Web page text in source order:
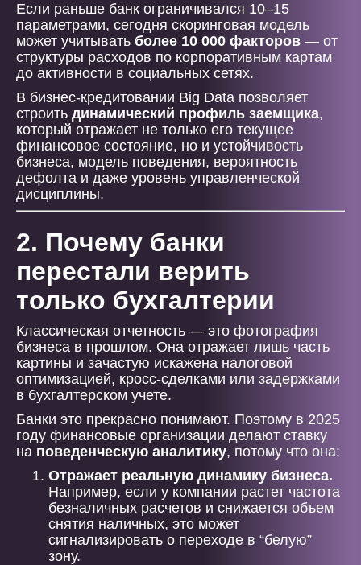
Если раньше банк ограничивался 10–15
параметрами, сегодня скоринговая модель
может учитывать более 10 000 факторов — от
структуры расходов по корпоративным картам
до активности в социальных сетях.
В бизнес-кредитовании Big Data позволяет
строить динамический профиль заемщика,
который отражает не только его текущее
финансовое состояние, но и устойчивость
бизнеса, модель поведения, вероятность
дефолта и даже уровень управленческой
дисциплины.
2. Почему банки
перестали верить
только бухгалтерии
Классическая отчетность — это фотография
бизнеса в прошлом. Она отражает лишь часть
картины и зачастую искажена налоговой
оптимизацией, кросс-сделками или задержками
в бухгалтерском учете.
Банки это прекрасно понимают. Поэтому в 2025
году финансовые организации делают ставку
на поведенческую аналитику, потому что она:
Отражает реальную динамику бизнеса.
Например, если у компании растет частота
безналичных расчетов и снижается объем
снятия наличных, это может
сигнализировать о переходе в “белую”
зону.